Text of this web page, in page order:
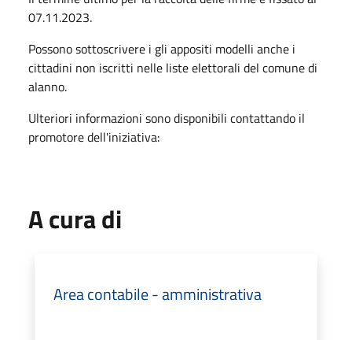
07.11.2023.
Possono sottoscrivere i gli appositi modelli anche i
cittadini non iscritti nelle liste elettorali del comune di
alanno.
Ulteriori informazioni sono disponibili contattando il
promotore dell'iniziativa:
A cura di
Area contabile - amministrativa